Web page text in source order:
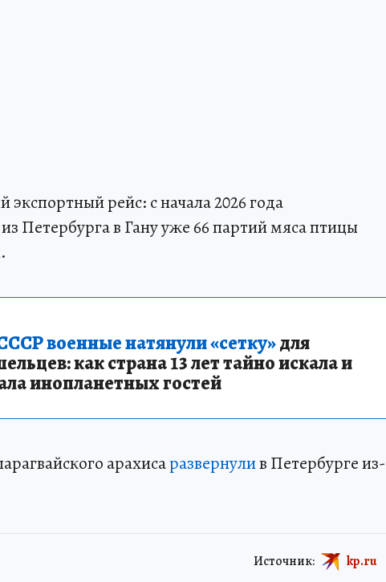
экспортный рейс: с начала 2026 года
Петербурга в Гану уже 66 партий мяса птицы
военные натянули «сетку»для
как страна 13 лет тайно искала и
инопланетных гостей
арахисаразвернулив Петербурге из-
Источник: kp.ru